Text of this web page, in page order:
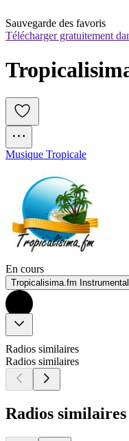
Sauvegarde des favoris
Télécharger gratuitement
Musique Tropicale
En cours
Tropicalisima.fm Instrumental
Radios similaires
Radios similaires
Radios similaires